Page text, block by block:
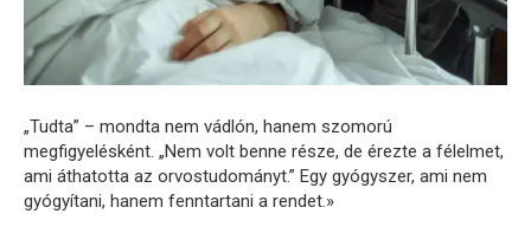
„Tudta” – mondta nem vádlón, hanem szomorú
megfigyelésként. „Nem volt benne része, de érezte a félelmet,
ami áthatotta az orvostudományt.” Egy gyógyszer, ami nem
gyógyítani, hanem fenntartani a rendet.»